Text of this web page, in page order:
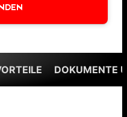
DOKUMENTE